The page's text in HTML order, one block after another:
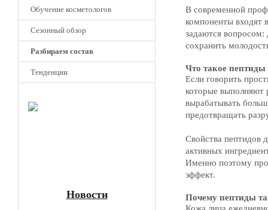
Обучение косметологов
Сезонный обзор
Разбираем состав
Тенденции
Новости
В современной
компоненты входят
задаются
сохранить
Что такое
Если говорить
которые выполняют
вырабатывать
предотвращать
Свойства пептидов
активных
Именно поэтому
эффект.
Почему пептиды